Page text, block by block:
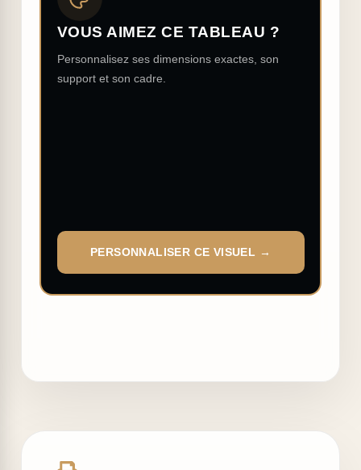
VOUS AIMEZ CE TABLEAU ?
Personnalisez ses dimensions exactes, son
support et son cadre.
PERSONNALISER CE VISUEL →